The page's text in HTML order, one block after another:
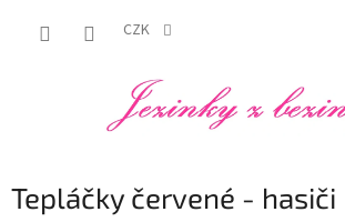
CZK
Tepláčky červené - hasiči